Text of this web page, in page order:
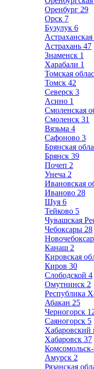
Оренбург 29
Орск 7
Бузулук 6
Астраханская
Астрахань 47
Знаменск 1
Харабали 1
Томская
Томск 42
Северск 3
Асино 1
Смоленская
Смоленск 31
Вязьма 4
Сафоново 3
Брянская
Брянск 39
Почеп 2
Унеча 2
Ивановская
Иваново 28
Шуя 6
Тейково 5
Чувашская
Чебоксары 28
Канаш 2
Кировская
Киров 30
Слободской 4
Омутнинск 2
Республика
Абакан 25
Черногорск
Саяногорск 5
Хабаровский
Хабаровск 37
Амурск 2
Рязанская